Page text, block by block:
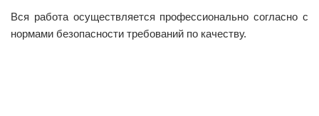
Вся работа осуществляется профессионально согласно с
нормами безопасности требований по качеству.